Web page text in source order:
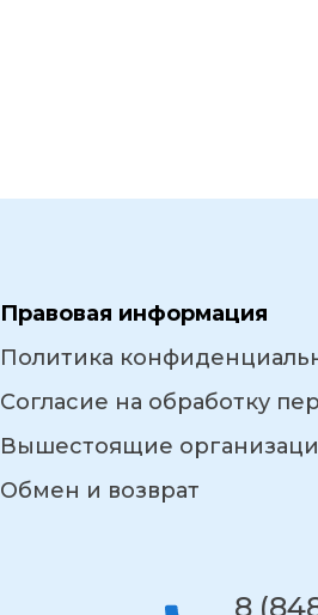
Правовая информация
Политика
Согласие на обработку
Вышестоящие
Обмен и возврат
8